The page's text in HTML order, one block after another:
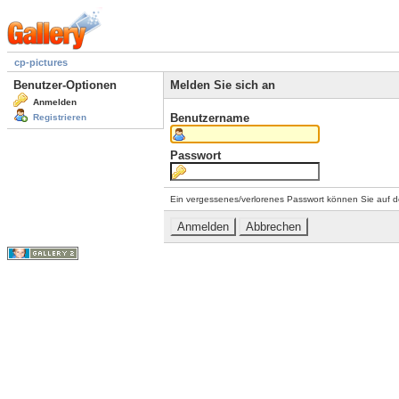
cp-pictures
Benutzer-Optionen
Anmelden
Registrieren
Melden Sie sich an
Benutzername
Passwort
Ein vergessenes/verlorenes Passwort können Sie auf